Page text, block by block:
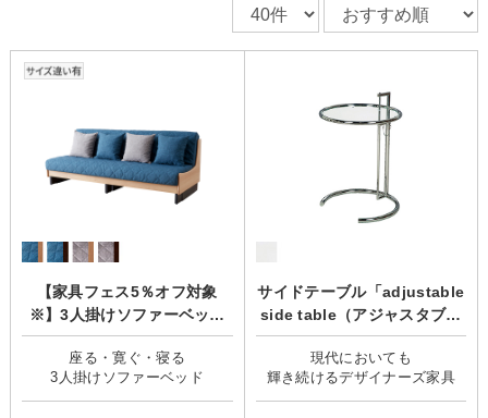
【家具フェス5％オフ対象
※】3人掛けソファーベッド
「Dorothy2(ドロシー2)」/肘
なし
座る・寛ぐ・寝る
サイドテーブル「adjustable
side table（アジャスタブル
テーブル）」/デザイナーズ家
具/アイリーン・グレイ
現代においても
輝き続けるデザイナーズ家具